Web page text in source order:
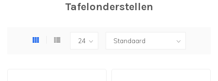
Tafelonderstellen